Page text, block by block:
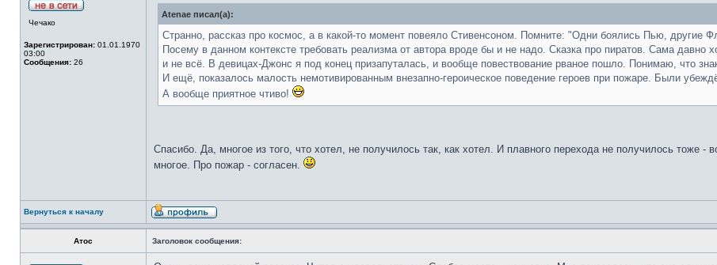
Чечако
Зарегистрирован: 01.01.1970
03:00
Сообщения: 26
Atenae писал(а):
Странно, рассказ про космос, а в какой-то момент повеяло Стивенсоном. Помните: "Одни боялись Пью, другие
Посему в данном контексте требовать реализма от автора вроде бы и не надо. Сказка про пиратов. Сама давно
и не всё. В девицах-Джонс я под конец призапуталась, и вообще повествование рваное пошло. Понимаю, что
И ещё, показалось малость немотивированным внезапно-героическое поведение героев при пожаре. Были
А вообще приятное чтиво!
Спасибо. Да, многое из того, что хотел, не получилось так, как хотел. И плавного перехода не получилось тоже
многое. Про пожар - согласен.
Вернуться к началу
Атос Заголовок сообщения: